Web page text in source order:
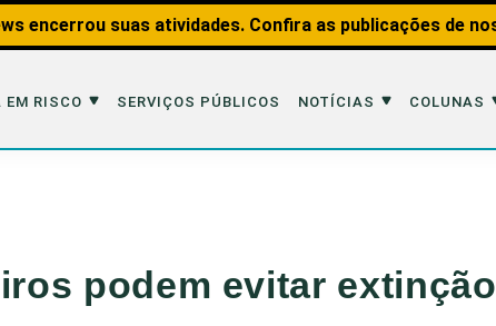
encerrou suas atividades. Confira as publicações de
EM RISCO SERVIÇOS PÚBLICOS NOTÍCIAS COLUNAS
Analisando os Fatos Educação
podem evitar